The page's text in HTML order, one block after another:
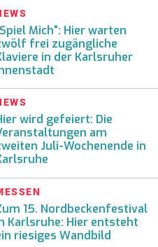
Mich“: Hier warten
frei zugängliche
in der Karlsruher
wird gefeiert: Die
am
Juli-Wochenende in
15. Nordbeckenfestival
Karlsruhe: Hier entsteht
riesiges Wandbild